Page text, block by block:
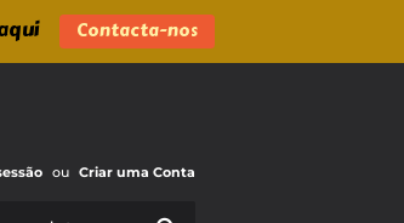
Contacta-nos
ou Criar uma Conta